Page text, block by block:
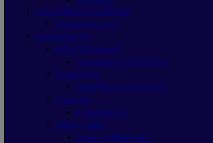
อุปกรณ์ต่อพ่วง/สายเชื่อมต่อ
อะแดปเตอร์ Cisco
อุปกรณ์เน็ตเวิร์ก
เครื่องโปรเจคเตอร์
โปรเจคเตอร์ VIEWSONIC
โมดูลไร้สาย
โมดูลไร้สาย VIEWSONIC
สายเคเบิล
สายเคเบิลCisco
ชุดอุปกรณ์ยึด
ชุดอุปกรณ์ยึดInterlink